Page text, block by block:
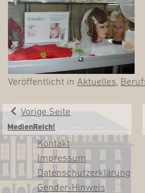
Veröffentlicht in Aktuelles
Vorige Seite
Medi­en­Reich!
Kon­takt
Impres­sum
Daten­schutz­er­klä­rung
Gen­­der-Hin­­weis